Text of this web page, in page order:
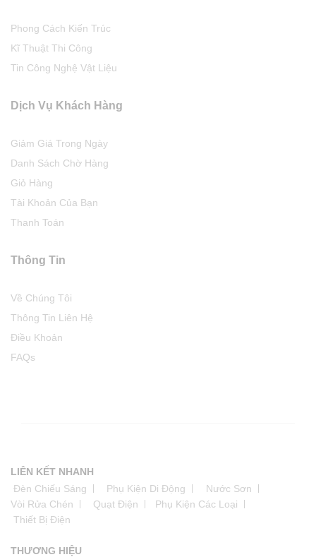
Phong Cách Kiến Trúc
Kĩ Thuật Thi Công
Tin Công Nghệ Vật Liệu
Dịch Vụ Khách Hàng
Giảm Giá Trong Ngày
Danh Sách Chờ Hàng
Giỏ Hàng
Tài Khoản Của Bạn
Thanh Toán
Thông Tin
Về Chúng Tôi
Thông Tin Liên Hệ
Điều Khoản
FAQs
LIÊN KẾT NHANH
Đèn Chiếu Sáng
Phụ Kiện Di Động
Nước Sơn
Vòi Rửa Chén
Quạt Điện
Phụ Kiện Các Loại
Thiết Bị Điện
THƯƠNG HIỆU